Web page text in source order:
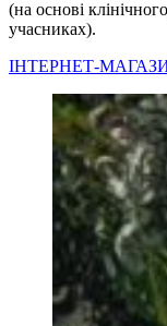
(на основі
учасниках).
IНТЕРНЕТ-